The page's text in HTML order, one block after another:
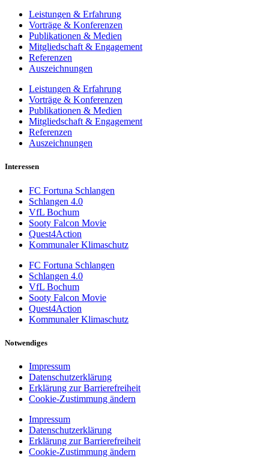
Leistungen & Erfahrung
Vorträge & Konferenzen
Publikationen & Medien
Mitgliedschaft & Engagement
Referenzen
Auszeichnungen
Leistungen & Erfahrung
Vorträge & Konferenzen
Publikationen & Medien
Mitgliedschaft & Engagement
Referenzen
Auszeichnungen
Interessen
FC Fortuna Schlangen
Schlangen 4.0
VfL Bochum
Sooty Falcon Movie
Quest4Action
Kommunaler Klimaschutz
FC Fortuna Schlangen
Schlangen 4.0
VfL Bochum
Sooty Falcon Movie
Quest4Action
Kommunaler Klimaschutz
Notwendiges
Impressum
Datenschutzerklärung
Erklärung zur Barrierefreiheit
Cookie-Zustimmung ändern
Impressum
Datenschutzerklärung
Erklärung zur Barrierefreiheit
Cookie-Zustimmung ändern